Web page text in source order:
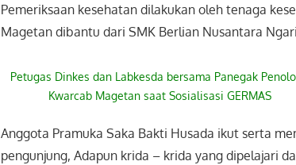
Pemeriksaan kesehatan dilakukan oleh tenaga
Magetan dibantu dari SMK Berlian Nusantara
Petugas Dinkes dan Labkesda bersama Panegak
Kwarcab Magetan saat Sosialisasi GERMAS
Anggota Pramuka Saka Bakti Husada ikut serta
pengunjung, Adapun krida – krida yang dipelajari